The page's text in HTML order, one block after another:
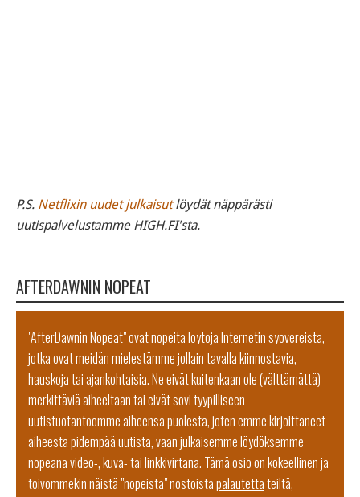
P.S. Netflixin uudet julkaisutlöydät näppärästi
uutispalvelustamme HIGH.FI'sta.
AFTERDAWNIN NOPEAT
"AfterDawnin Nopeat" ovat nopeita löytöjä Internetin syövereistä,
jotka ovat meidän mielestämme jollain tavalla kiinnostavia,
hauskoja tai ajankohtaisia. Ne eivät kuitenkaan ole (välttämättä)
merkittäviä aiheeltaan tai eivät sovi tyypilliseen
uutistuotantoomme aiheensa puolesta, joten emme kirjoittaneet
aiheesta pidempää uutista, vaan julkaisemme löydöksemme
nopeana video-, kuva- tai linkkivirtana. Tämä osio on kokeellinen ja
toivommekin näistä "nopeista" nostoistapalautettateiltä,